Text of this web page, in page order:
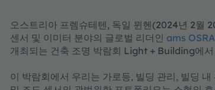
오스트리아 프렘슈테텐, 독일 뮌헨(2024년 2월
센서 및 이미터 분야의 글로벌 리더인 ams
개최되는 건축 조명 박람회 Light + Building에
이 박람회에서 우리는 가로등, 빌딩 관리, 빌딩